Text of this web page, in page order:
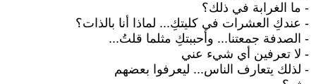
- ما الغرابة في ذلك؟
- عندكِ العشرات في كليتكِ... لماذا أنا بالذات؟
- الصدفة جمعتنا... وأحببتكِ مثلما قلتُ...
- لا تعرفين أي شيء عني
- لذلك يتعارف الناس... ليعرفوا بعضهم